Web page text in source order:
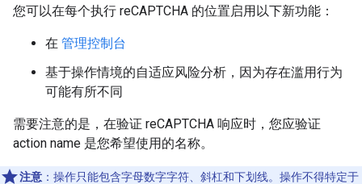
您可以在每个执行 reCAPTCHA 的位置启用以下新功能：
在 管理控制台
基于操作情境的自适应风险分析，因为存在滥用行为
可能有所不同
需要注意的是，在验证 reCAPTCHA 响应时，您应验证
action name 是您希望使用的名称。
注意 ：操作只能包含字母数字字符、斜杠和下划线。操作不得特定于